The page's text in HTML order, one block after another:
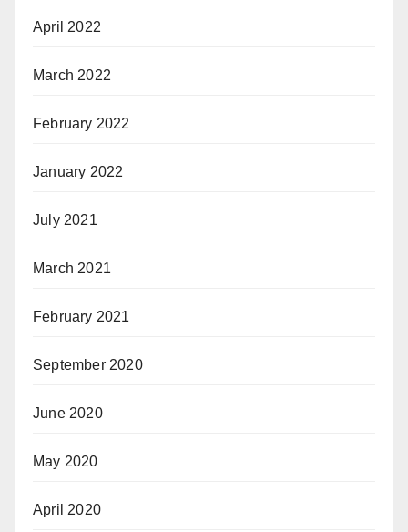
April 2022
March 2022
February 2022
January 2022
July 2021
March 2021
February 2021
September 2020
June 2020
May 2020
April 2020